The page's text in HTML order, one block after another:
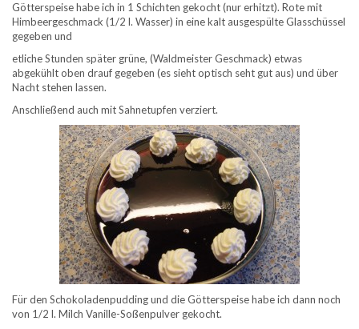
Götterspeise habe ich in 1 Schichten gekocht (nur erhitzt). Rote mit
Himbeergeschmack (1/2 l. Wasser) in eine kalt ausgespülte Glasschüssel
gegeben und
etliche Stunden später grüne, (Waldmeister Geschmack) etwas
abgekühlt oben drauf gegeben (es sieht optisch seht gut aus) und über
Nacht stehen lassen.
Anschließend auch mit Sahnetupfen verziert.
Für den Schokoladenpudding und die Götterspeise habe ich dann noch
von 1/2 l. Milch Vanille-Soßenpulver gekocht.